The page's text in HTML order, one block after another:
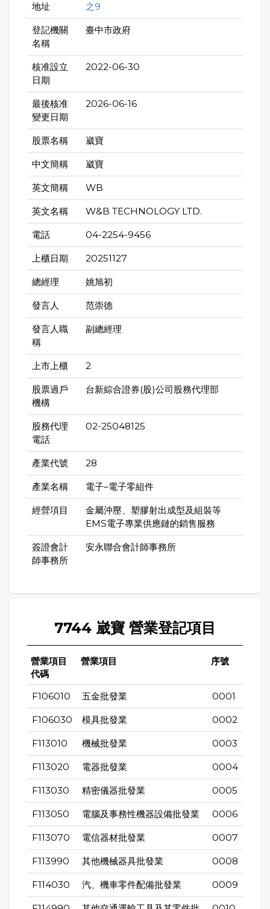
地址
之9
登記機關
名稱
臺中市政府
核准設立
日期
2022-06-30
最後核准
變更日期
2026-06-16
股票名稱 崴寶
中文簡稱 崴寶
英文簡稱 WB
英文名稱 W&B TECHNOLOGY LTD.
電話 04-2254-9456
上櫃日期 20251127
總經理 姚旭初
發言人 范崇德
發言人職
稱
副總經理
上市上櫃 2
股票過戶
機構
台新綜合證券(股)公司股務代理部
股務代理
電話
02-25048125
產業代號 28
產業名稱 電子–電子零組件
經營項目
金屬沖壓、塑膠射出成型及組裝等
EMS電子專業供應鏈的銷售服務
簽證會計
師事務所
安永聯合會計師事務所
7744 崴寶 營業登記項目
營業項目
代碼
營業項目 序號
F106010 五金批發業 0001
F106030 模具批發業 0002
F113010 機械批發業 0003
F113020 電器批發業 0004
F113030 精密儀器批發業 0005
F113050 電腦及事務性機器設備批發業 0006
F113070 電信器材批發業 0007
F113990 其他機械器具批發業 0008
F114030 汽、機車零件配備批發業 0009